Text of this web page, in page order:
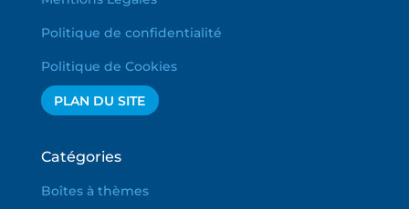
Politique de confidentialité
Politique de Cookies
PLAN DU SITE
Catégories
Boîtes à thèmes